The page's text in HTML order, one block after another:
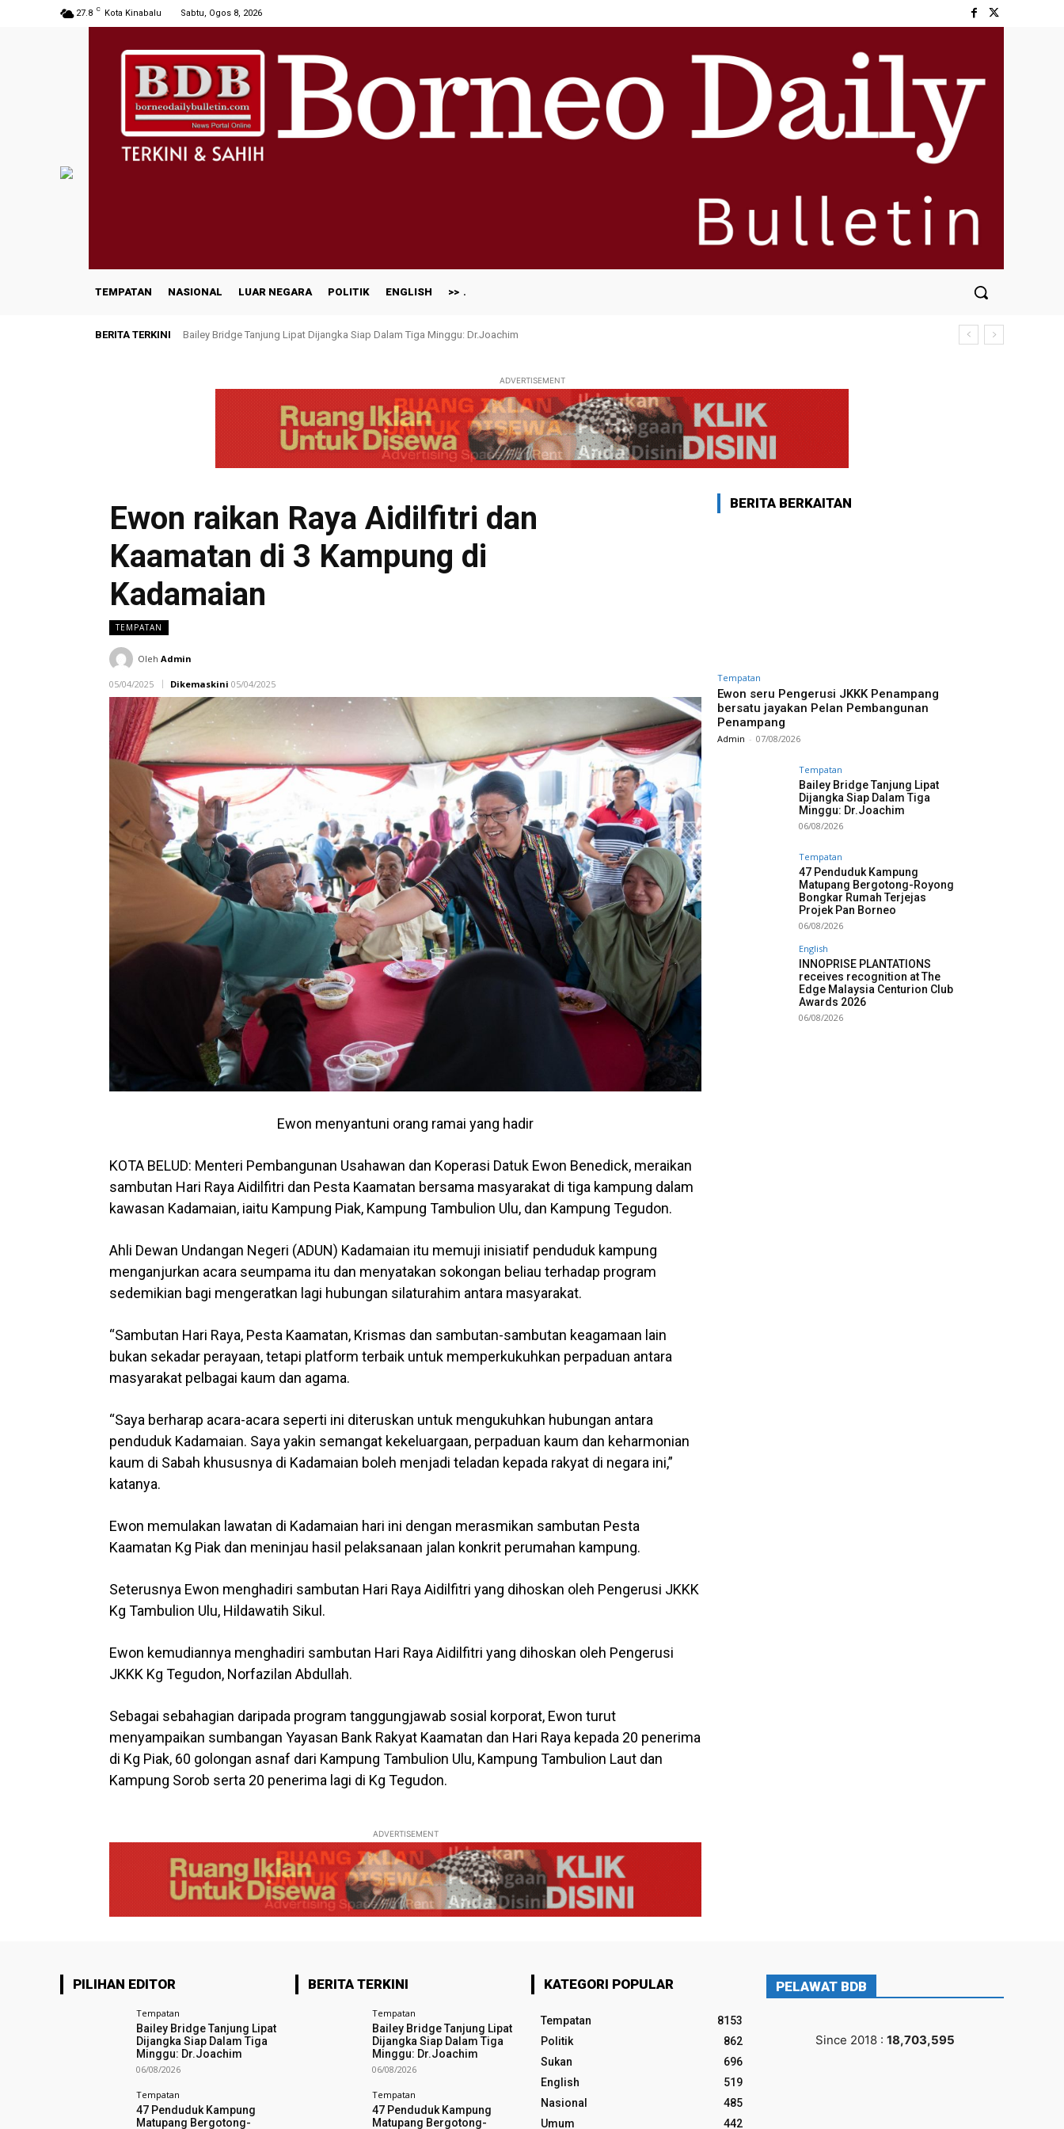
27.8 C Kota Kinabalu Sabtu, Ogos 8, 2026
TEMPATAN NASIONAL LUAR NEGARA POLITIK ENGLISH >>
BERITA TERKINI Bailey Bridge Tanjung Lipat Dijangka Siap Dalam Tiga Minggu: Dr.Joachim
ADVERTISEMENT
Ewon raikan Raya Aidilfitri dan
Kaamatan di 3 Kampung di
Kadamaian
TEMPATAN
Oleh Admin
05/04/2025 Dikemaskini 05/04/2025
Ewon menyantuni orang ramai yang hadir
KOTA BELUD: Menteri Pembangunan Usahawan dan Koperasi Datuk Ewon Benedick, meraikan
sambutan Hari Raya Aidilfitri dan Pesta Kaamatan bersama masyarakat di tiga kampung dalam
kawasan Kadamaian, iaitu Kampung Piak, Kampung Tambulion Ulu, dan Kampung Tegudon.
Ahli Dewan Undangan Negeri (ADUN) Kadamaian itu memuji inisiatif penduduk kampung
menganjurkan acara seumpama itu dan menyatakan sokongan beliau terhadap program
sedemikian bagi mengeratkan lagi hubungan silaturahim antara masyarakat.
“Sambutan Hari Raya, Pesta Kaamatan, Krismas dan sambutan-sambutan keagamaan lain
bukan sekadar perayaan, tetapi platform terbaik untuk memperkukuhkan perpaduan antara
masyarakat pelbagai kaum dan agama.
“Saya berharap acara-acara seperti ini diteruskan untuk mengukuhkan hubungan antara
penduduk Kadamaian. Saya yakin semangat kekeluargaan, perpaduan kaum dan keharmonian
kaum di Sabah khususnya di Kadamaian boleh menjadi teladan kepada rakyat di negara ini,”
katanya.
Ewon memulakan lawatan di Kadamaian hari ini dengan merasmikan sambutan Pesta
Kaamatan Kg Piak dan meninjau hasil pelaksanaan jalan konkrit perumahan kampung.
Seterusnya Ewon menghadiri sambutan Hari Raya Aidilfitri yang dihoskan oleh Pengerusi JKKK
Kg Tambulion Ulu, Hildawatih Sikul.
Ewon kemudiannya menghadiri sambutan Hari Raya Aidilfitri yang dihoskan oleh Pengerusi
JKKK Kg Tegudon, Norfazilan Abdullah.
Sebagai sebahagian daripada program tanggungjawab sosial korporat, Ewon turut
menyampaikan sumbangan Yayasan Bank Rakyat Kaamatan dan Hari Raya kepada 20 penerima
di Kg Piak, 60 golongan asnaf dari Kampung Tambulion Ulu, Kampung Tambulion Laut dan
Kampung Sorob serta 20 penerima lagi di Kg Tegudon.
ADVERTISEMENT
BERITA BERKAITAN
Tempatan
Ewon seru Pengerusi JKKK Penampang
bersatu jayakan Pelan Pembangunan
Penampang
Admin - 07/08/2026
Tempatan
Bailey Bridge Tanjung Lipat
Dijangka Siap Dalam Tiga
Minggu: Dr.Joachim
06/08/2026
Tempatan
47 Penduduk Kampung
Matupang Bergotong-Royong
Bongkar Rumah Terjejas
Projek Pan Borneo
06/08/2026
English
INNOPRISE PLANTATIONS
receives recognition at The
Edge Malaysia Centurion Club
Awards 2026
06/08/2026
PILIHAN EDITOR
Tempatan
Bailey Bridge Tanjung Lipat
Dijangka Siap Dalam Tiga
Minggu: Dr.Joachim
06/08/2026
Tempatan
47 Penduduk Kampung
Matupang Bergotong-
BERITA TERKINI
Tempatan
Bailey Bridge Tanjung Lipat
Dijangka Siap Dalam Tiga
Minggu: Dr.Joachim
06/08/2026
Tempatan
47 Penduduk Kampung
Matupang Bergotong-
KATEGORI POPULAR
Tempatan
8153
Politik
862
Sukan
696
English
519
Nasional
485
Umum
442
PELAWAT BDB
Since 2018 : 18,703,595